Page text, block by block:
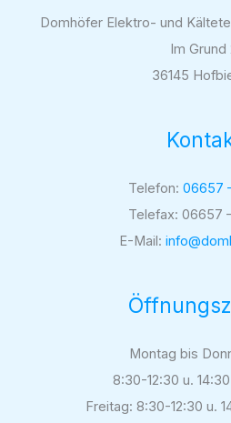
Domhöfer Elektro- und
Im Grund
36145
Telefon: 06657
Telefax: 06657
E-Mail:
Montag bis
8:30-12:30 u.
Freitag: 8:30-12:30 u.